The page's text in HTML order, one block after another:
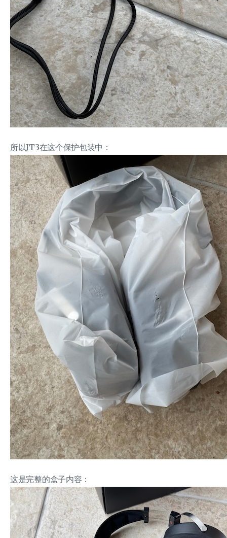
所以JT3在这个保护包装中：
这是完整的盒子内容：